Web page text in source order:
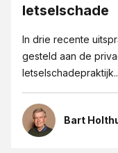
letselschade
In drie recente
gesteld aan de
Bart